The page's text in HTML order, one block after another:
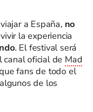
a España, no
la experiencia
. El festival será
canal oficial de Mad
fans de todo el
de los